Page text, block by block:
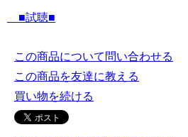
■試聴■
この商品について問い合わせる
この商品を友達に教える
買い物を続ける